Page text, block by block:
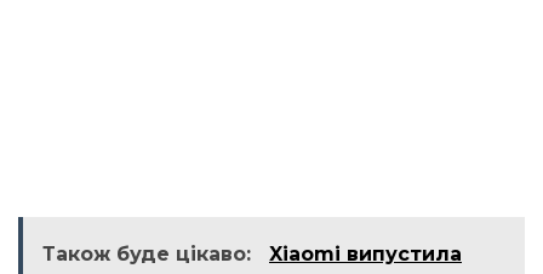
Також буде цікаво:
Xiaomi випустила